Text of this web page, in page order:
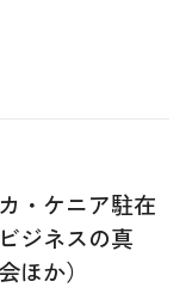
・ケニア駐在
ジネスの真
ほか）